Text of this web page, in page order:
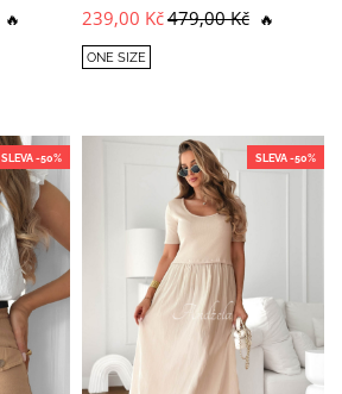
🔥 239,00 Kč479,00 Kč 🔥
ONE SIZE
SLEVA -50% SLEVA -50%